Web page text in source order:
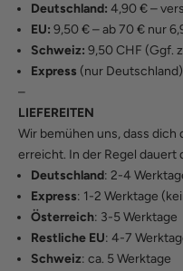
Deutschland: 4,90 € –
EU: 9,50 € – ab 70 € nur
Schweiz: 9,50 CHF (Ggf.
Express (nur
–
LIEFEREITEN
Wir bemühen uns, dass dich
erreicht. In der Regel
Deutschland: 2-4
Express: 1-2 Werktage
Österreich: 3-5 Werktage
Restliche EU: 4-7
Schweiz: ca. 5 Werktage